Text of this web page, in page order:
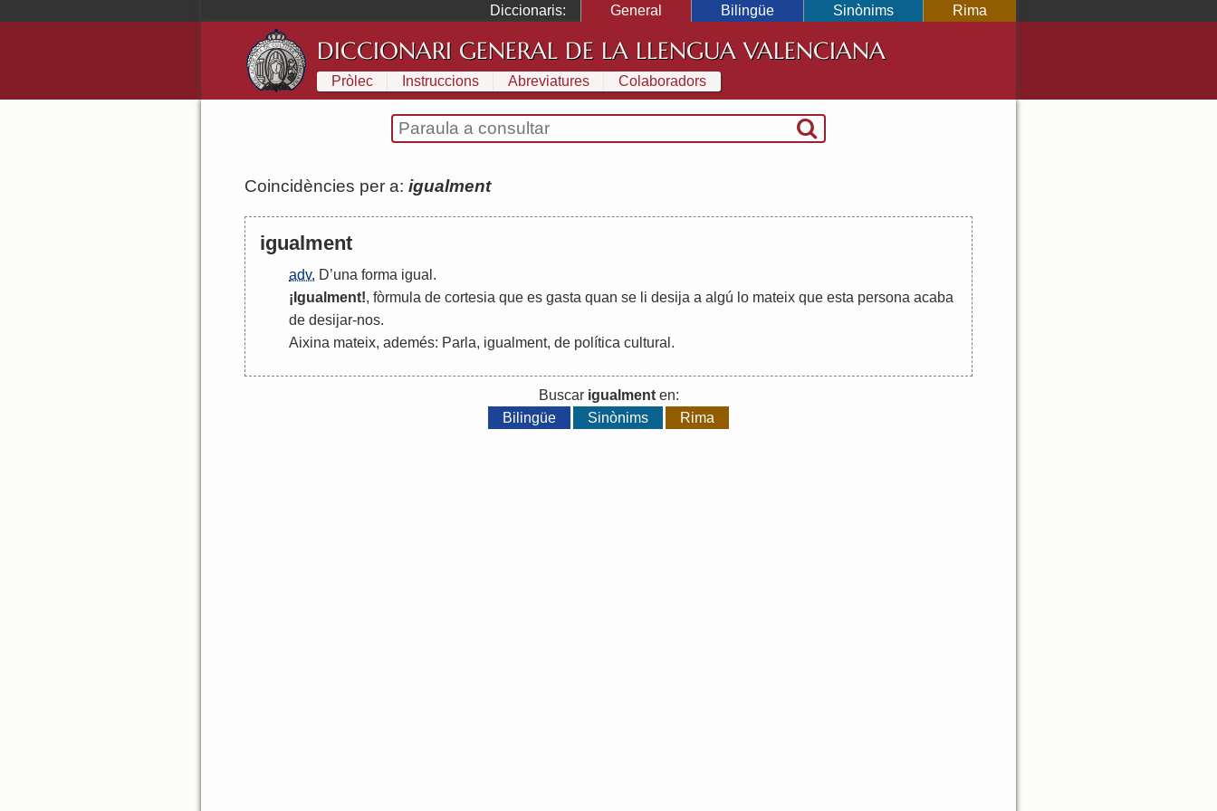
Diccionaris: General Bilingüe Sinònims Rima
DICCIONARI GENERAL DE LA LLENGUA VALENCIANA
Pròlec Instruccions Abreviatures Colaboradors
Coincidències per a: igualment
igualment
adv. D’una forma igual .
¡ Igualment!, fòrmula de cortesia que es gasta quan se li desija a algú lo mateix que esta persona acaba
de desijar-nos.
Aixina mateix, ademés: Parla, igualment, de política cultural .
Buscar igualmenten:
Bilingüe
Sinònims Rima